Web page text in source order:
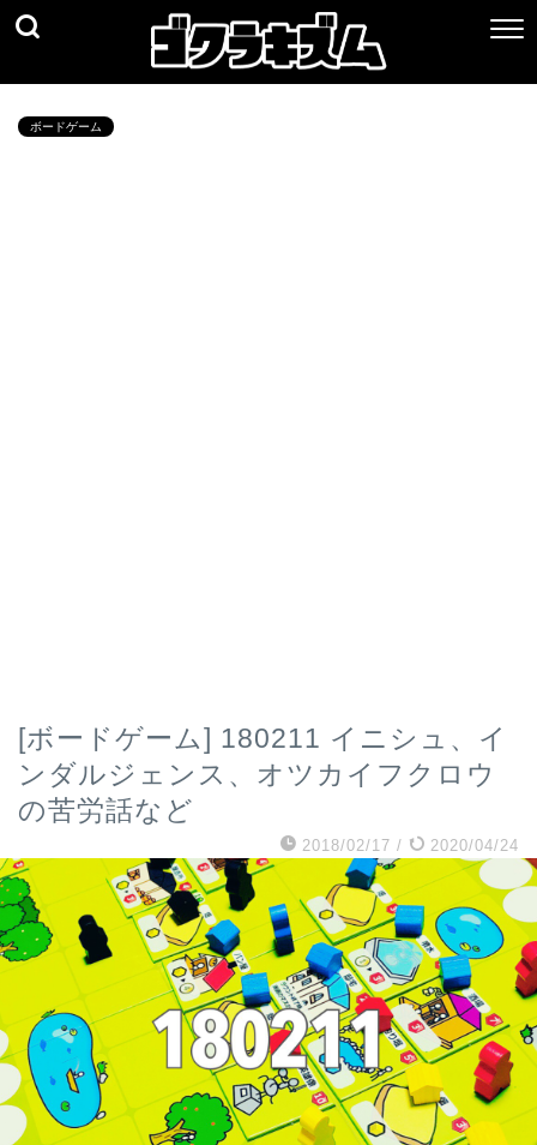
ボードゲーム
[ボードゲーム] 180211 イニシュ、イ
ンダルジェンス、オツカイフクロウ
の苦労話など
2018/02/17 / 2020/04/24